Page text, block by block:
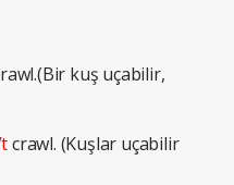
kuş uçabilir,
crawl. (Kuşlar uçabilir